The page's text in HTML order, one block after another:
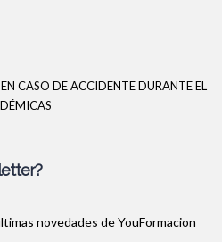
CASO DE ACCIDENTE DURANTE EL
novedades de YouFormacion